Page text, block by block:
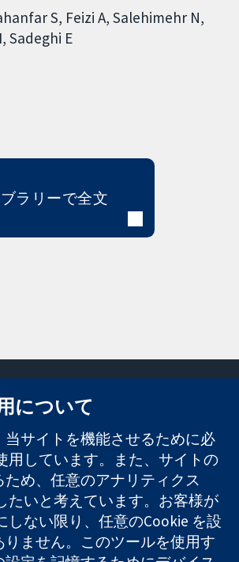
S Feizi A Salehimehr N
Sadeghi E
ラリーで全文
11-13 Cavendish
Square
London
W1G 0AN
United Kingdom
お問い合わせ
ニュース
広報
コクランにつ
いて
採用
Cochrane
Library
について
当サイトを機能させるために必
用しています。また、サイトの
め、任意のアナリティクス
たいと考えています。お客様が
しない限り、任意のCookie を設
りません。このツールを使用す